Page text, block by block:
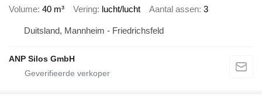
Volume 40 m³ Vering lucht/lucht Aantal assen 3
Duitsland, Mannheim - Friedrichsfeld
ANP Silos GmbH